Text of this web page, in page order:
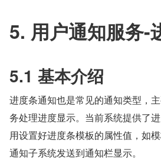
5. 用户通知服务-
5.1 基本介绍
进度条通知也是常见的通知类型，
务处理进度显示。当前系统提供了
用设置好进度条模板的属性值，如
通知子系统发送到通知栏显示。